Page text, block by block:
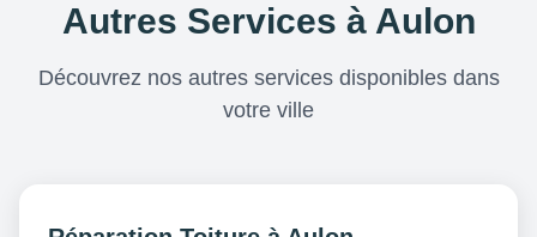
Autres Services à Aulon
Découvrez nos autres services disponibles dans
votre ville